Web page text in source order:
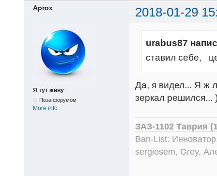
Aprox 2018-01-29
Я тут живу
Поза форумом
More info
urabus87
ставил себе,
Да, я видел... Я ж
зеркал решился...
ЗАЗ-1102 Таврия
Ban-List:
sergiosem, Grey,